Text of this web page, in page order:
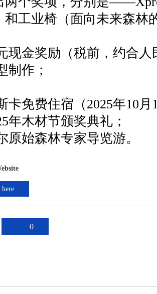
和工业椅（面向未来森林
现金奖励（税前，约合人
制作；
卡免费住宿（2025年10月
年木材节颁奖典礼；
原始森林专家导览游。
0